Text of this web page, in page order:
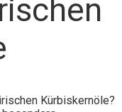
Kürbiskernöle?